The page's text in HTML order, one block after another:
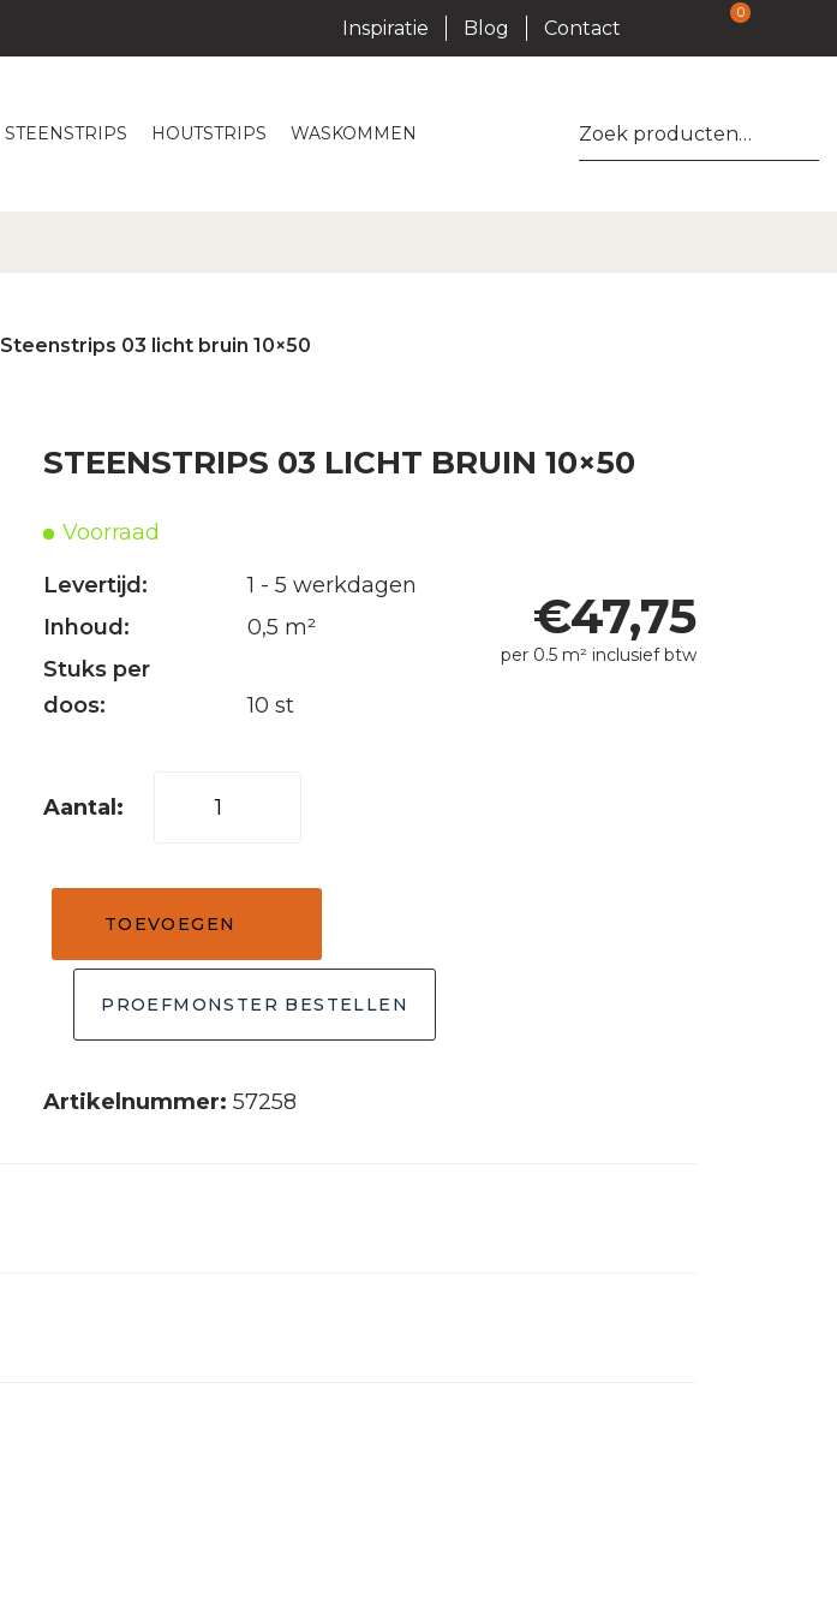
Inspiratie Blog Contact
0
STEENSTRIPS HOUTSTRIPS WASKOMMEN
Zoeken
naar:
Steenstrips 03 licht bruin 10×50
STEENSTRIPS 03 LICHT BRUIN 10×50
Voorraad
€47,75
per 0.5 m² inclusief btw
Levertijd:
1 - 5 werkdagen
Inhoud:
0,5 m²
Stuks per
doos:
10 st
bruin
10x50
aantal
TOEVOEGEN
PROEFMONSTER BESTELLEN
Artikelnummer: 57258